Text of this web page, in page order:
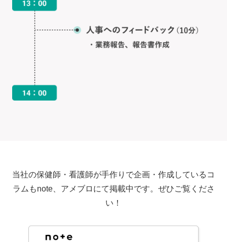
当社の保健師・看護師が手作りで企画・作成しているコ
ラムもnote、アメブロにて掲載中です。ぜひご覧くださ
い！